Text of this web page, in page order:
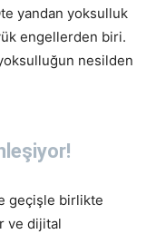
yandan yoksulluk
engellerden biri.
nesilden
geçişle birlikte
ve dijital